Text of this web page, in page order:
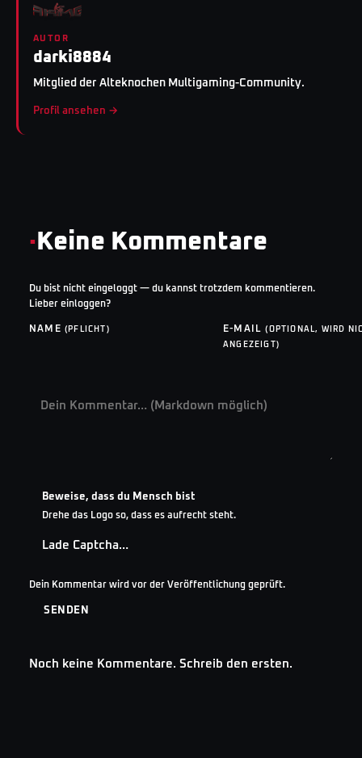
AUTOR
darki8884
Mitglied der Alteknochen Multigaming-Community.
Profil ansehen →
· Keine Kommentare
Du bist nicht eingeloggt — du kannst trotzdem kommentieren.
Lieber einloggen?
NAME (PFLICHT) E-MAIL(OPTIONAL, WIRD
ANGEZEIGT)
Beweise, dass du Mensch bist
Drehe das Logo so, dass es aufrecht steht.
Lade Captcha…
Dein Kommentar wird vor der Veröffentlichung geprüft.
SENDEN
Noch keine Kommentare. Schreib den ersten.